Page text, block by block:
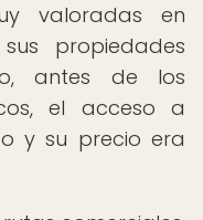
valoradas en
propiedades
antes de los
el acceso a
y su precio era